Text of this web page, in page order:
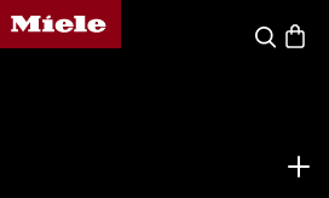
Miele-Homepage
Suche